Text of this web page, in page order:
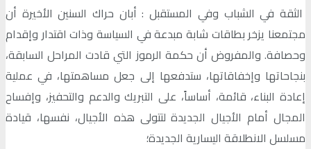
الثقة في الشباب وفي المستقبل : أبان حراك السنين الأخيرة أن
مجتمعنا يزخر بطاقات شابة مبدعة في السياسة وذات اقتدار وإقدام
وحصافة. والمفروض أن حكمة الرموز التي قادت المراحل السابقة،
بنجاحاتها وإخفاقاتها، ستدفعها إلى جعل مساهمتها، في عملية
إعادة البناء، قائمة، أساساً، على التبريك والدعم والتحفيز، وإفساح
المجال أمام الأجيال الجديدة لتتولى هذه الأجيال، نفسها، قيادة
مسلسل الانطلاقة اليسارية الجديدة؛